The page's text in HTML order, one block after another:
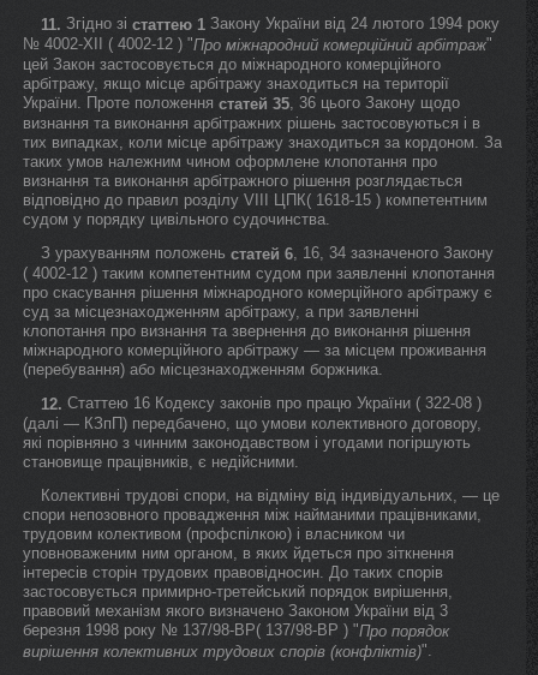
11. Згідно зі статтею 1 Закону України від 24 лютого 1994 року
№ 4002-XII ( 4002-12 ) "Про міжнародний комерційний арбітраж"
цей Закон застосовується до міжнародного комерційного
арбітражу, якщо місце арбітражу знаходиться на території
України. Проте положення статей 35, 36 цього Закону щодо
визнання та виконання арбітражних рішень застосовуються і в
тих випадках, коли місце арбітражу знаходиться за кордоном. За
таких умов належним чином оформлене клопотання про
визнання та виконання арбітражного рішення розглядається
відповідно до правил розділу VIII ЦПК( 1618-15 ) компетентним
судом у порядку цивільного судочинства.
З урахуванням положень статей 6, 16, 34 зазначеного Закону
( 4002-12 ) таким компетентним судом при заявленні клопотання
про скасування рішення міжнародного комерційного арбітражу є
суд за місцезнаходженням арбітражу, а при заявленні
клопотання про визнання та звернення до виконання рішення
міжнародного комерційного арбітражу — за місцем проживання
(перебування) або місцезнаходженням боржника.
12. Статтею 16 Кодексу законів про працю України ( 322-08 )
(далі — КЗпП) передбачено, що умови колективного договору,
які порівняно з чинним законодавством і угодами погіршують
становище працівників, є недійсними.
Колективні трудові спори, на відміну від індивідуальних, — це
спори непозовного провадження між найманими працівниками,
трудовим колективом (профспілкою) і власником чи
уповноваженим ним органом, в яких йдеться про зіткнення
інтересів сторін трудових правовідносин. До таких спорів
застосовується примирно-третейський порядок вирішення,
правовий механізм якого визначено Законом України від 3
березня 1998 року № 137/98-ВР( 137/98-ВР ) "Про порядок
вирішення колективних трудових спорів (конфліктів)".